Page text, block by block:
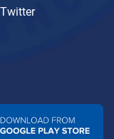
Twitter